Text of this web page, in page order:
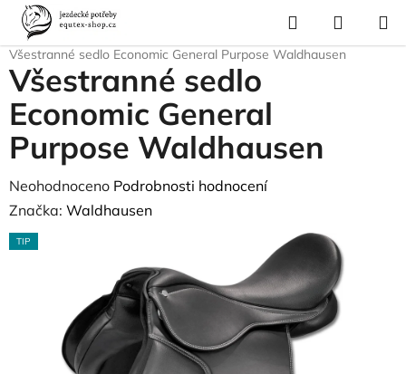
Přejít
obsah
Hledat
KOŠÍK
Domů
Pro koně
Všestranné sedlo Economic General Purpose Waldhausen
Všestranné sedlo
Economic General
Purpose Waldhausen
Průměrné
hodnocení
produktu
hvězdiček.
Neohodnoceno Podrobnosti hodnocení
Značka: Waldhausen
TIP